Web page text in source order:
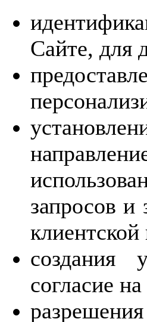
Сайте, для
запросов и
создания
согласие